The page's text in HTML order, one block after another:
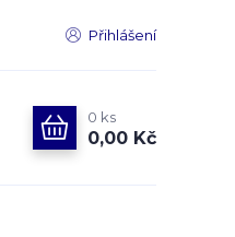
Přihlášení
0 ks
0,00 Kč